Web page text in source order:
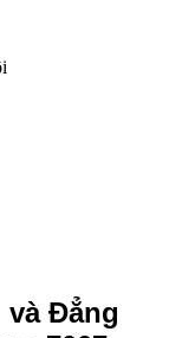
và Đẳng